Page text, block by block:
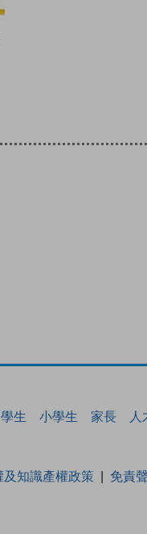
生 小學生 家長 人
及知識產權政策 免責